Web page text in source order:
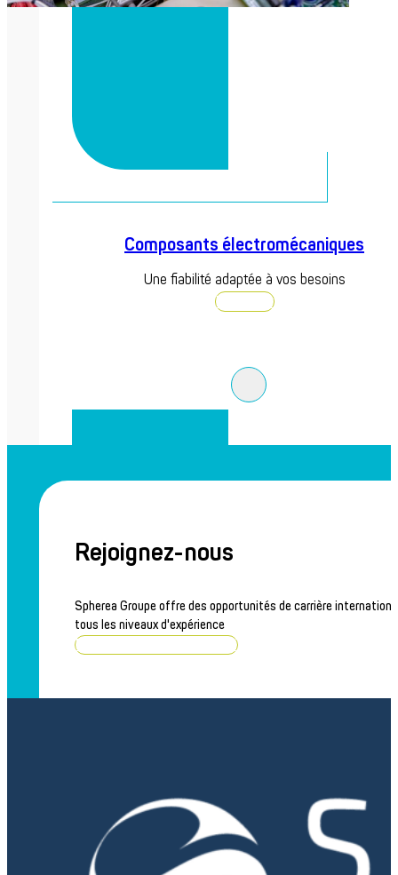
Composants électromécaniques
Une fiabilité adaptée à vos besoins
Découvrir
Rejoignez-nous
Spherea Groupe offre des opportunités de carrière
tous les niveaux d'expérience
Parcourir les offres d'emploi